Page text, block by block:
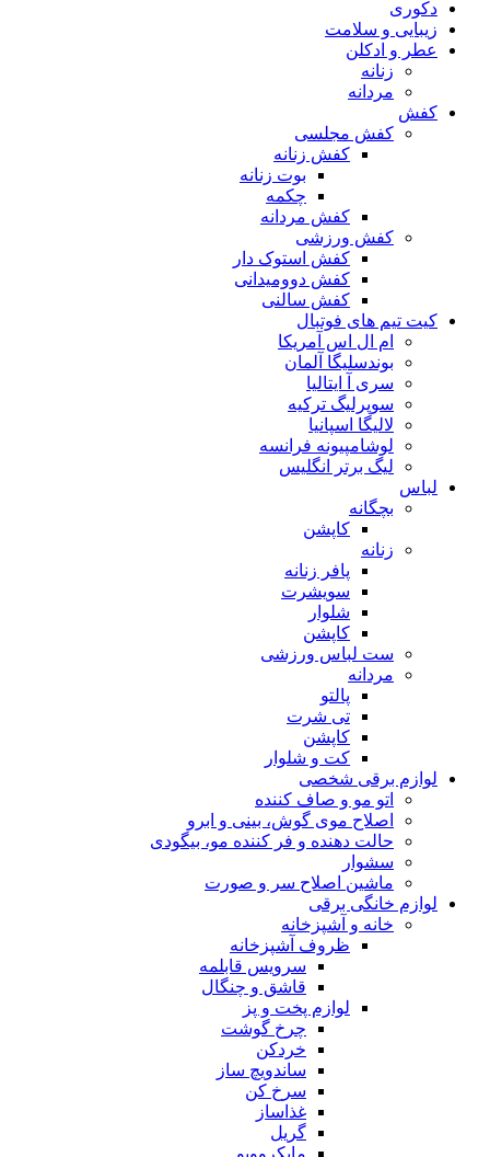
دکوری
زیبایی و سلامت
عطر و ادکلن
زنانه
مردانه
کفش
کفش مجلسی
کفش زنانه
بوت زنانه
چکمه
کفش مردانه
کفش ورزشی
کفش استوک دار
کفش دوومیدانی
کفش سالنی
کیت تیم های فوتبال
ام ال اس آمریکا
بوندسلیگا آلمان
سری آ ایتالیا
سوپرلیگ ترکیه
لالیگا اسپانیا
لوشامپیونه فرانسه
لیگ برتر انگلیس
لباس
بچگانه
کاپشن
زنانه
پافر زنانه
سویشرت
شلوار
کاپشن
ست لباس ورزشی
مردانه
پالتو
تی شرت
کاپشن
کت و شلوار
لوازم برقی شخصی
اتو مو و صاف کننده
اصلاح موی گوش، بینی و ابرو
حالت دهنده و فر کننده مو، بیگودی
سشوار
ماشین اصلاح سر و صورت
لوازم خانگی برقی
خانه و آشپزخانه
ظروف آشپزخانه
سرویس قابلمه
قاشق و چنگال
لوازم پخت و پز
چرخ گوشت
خردکن
ساندویچ ساز
سرخ کن
غذاساز
گریل